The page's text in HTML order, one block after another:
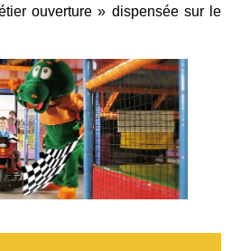
ouverture » dispensée sur le